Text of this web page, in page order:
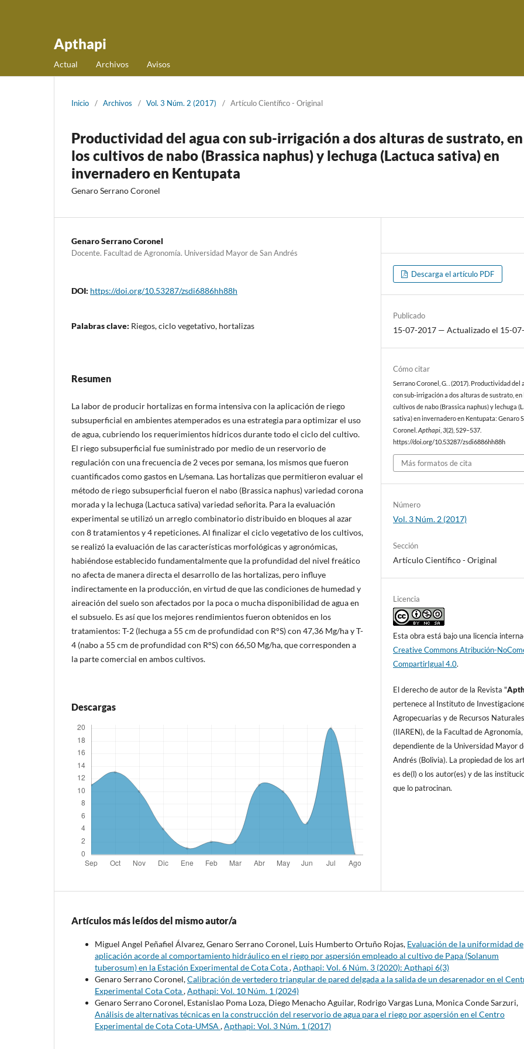
Apthapi
Actual Archivos Avisos
Inicio / Archivos / Vol. 3 Núm. 2 (2017) / Artículo Cientí­fico - Original
Productividad del agua con sub-irrigación a dos alturas de sustrato, en
los cultivos de nabo (Brassica naphus) y lechuga (Lactuca sativa) en
invernadero en Kentupata
Genaro Serrano Coronel
Genaro Serrano Coronel
Docente. Facultad de Agronomía. Universidad Mayor de San Andrés
DOI: https://doi.org/10.53287/zsdi6886hh88h
Palabras clave: Riegos, ciclo vegetativo, hortalizas
Resumen
La labor de producir hortalizas en forma intensiva con la aplicación de riego
subsuperficial en ambientes atemperados es una estrategia para optimizar el uso
de agua, cubriendo los requerimientos hídricos durante todo el ciclo del cultivo.
El riego subsuperficial fue suministrado por medio de un reservorio de
regulación con una frecuencia de 2 veces por semana, los mismos que fueron
cuantificados como gastos en L/semana. Las hortalizas que permitieron evaluar el
método de riego subsuperficial fueron el nabo (Brassica naphus) variedad corona
morada y la lechuga (Lactuca sativa) variedad señorita. Para la evaluación
experimental se utilizó un arreglo combinatorio distribuido en bloques al azar
con 8 tratamientos y 4 repeticiones. Al finalizar el ciclo vegetativo de los cultivos,
se realizó la evaluación de las características morfológicas y agronómicas,
habiéndose establecido fundamentalmente que la profundidad del nivel freático
no afecta de manera directa el desarrollo de las hortalizas, pero influye
indirectamente en la producción, en virtud de que las condiciones de humedad y
aireación del suelo son afectados por la poca o mucha disponibilidad de agua en
el subsuelo. Es así que los mejores rendimientos fueron obtenidos en los
tratamientos: T-2 (lechuga a 55 cm de profundidad con R°S) con 47,36 Mg/ha y T-
4 (nabo a 55 cm de profundidad con R°S) con 66,50 Mg/ha, que corresponden a
la parte comercial en ambos cultivos.
Descargas
Descarga el artículo PDF
Publicado
15-07-2017 — Actualizado el 15-
Cómo citar
Serrano Coronel, G. . (2017). Productividad del
con sub-irrigación a dos alturas de sustrato, en
cultivos de nabo (Brassica naphus) y lechuga
sativa) en invernadero en Kentupata: Genaro
Coronel.Apthapi ,3(2), 529–537.
https://doi.org/10.53287/zsdi6886hh88h
Más formatos de cita
Número
Vol. 3 Núm. 2 (2017)
Sección
Artículo Cientí­fico - Original
Licencia
Esta obra está bajo una licencia
Creative Commons Atribución-
CompartirIgual 4.0.
El derecho de autor de la Revista "A
pertenece al Instituto de
Agropecuarias y de Recursos
(IIAREN), de la Facultad de Agronomí­a,
dependiente de la Universidad Mayor
Andrés (Bolivia). La propiedad de los
es de(l) o los autor(es) y de las
que lo patrocinan.
Artículos más leídos del mismo autor/a
Miguel Angel Peñafiel Álvarez, Genaro Serrano Coronel, Luis Humberto Ortuño Rojas, Evaluación de la uniformidad de
aplicación acorde al comportamiento hidráulico en el riego por aspersión empleado al cultivo de Papa (Solanum
tuberosum) en la Estación Experimental de Cota Cota,Apthapi: Vol. 6 Núm. 3 (2020): Apthapi 6(3)
Genaro Serrano Coronel,Calibración de vertedero triangular de pared delgada a la salida de un desarenador en el
Experimental Cota Cota,Apthapi: Vol. 10 Núm. 1 (2024)
Genaro Serrano Coronel, Estanislao Poma Loza, Diego Menacho Aguilar, Rodrigo Vargas Luna, Monica Conde Sarzuri,
Análisis de alternativas técnicas en la construcción del reservorio de agua para el riego por aspersión en el Centro
Experimental de Cota Cota-UMSA ,Apthapi: Vol. 3 Núm. 1 (2017)